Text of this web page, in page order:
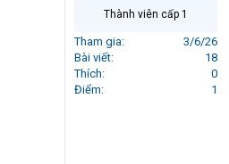
Thành viên cấp 1
Tham gia
3/6/26
Bài viết
18
Thích
0
Điểm
1